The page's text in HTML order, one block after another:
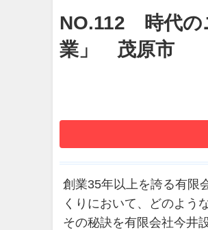
NO.112 時代の
業」 茂原市
創業35年以上を誇る有限
くりにおいて、どのよう
その秘訣を有限会社今井